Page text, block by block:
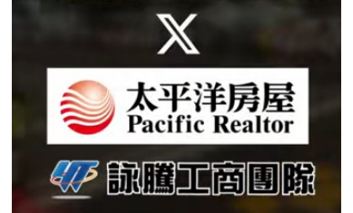
些能力，這篇內容將帶你看見成交背後真正的專業與價值。